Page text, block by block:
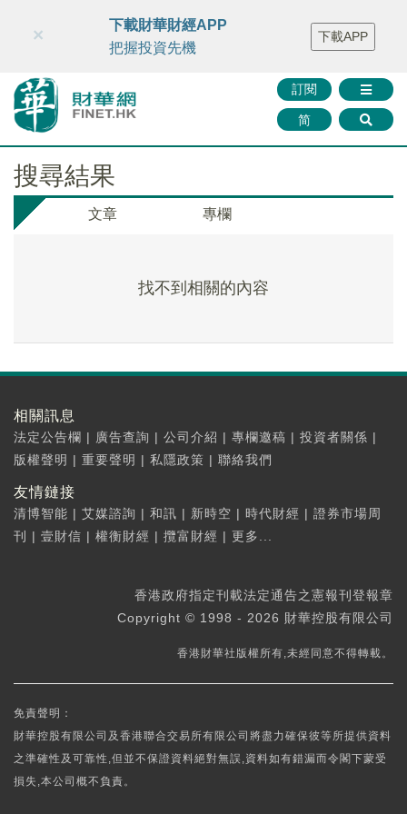
財華智庫網 FINTV FINMETA 財華證券 媒體矩陣
智庫沙龍
聯絡我們
訂閱
简
×
下載財華財經APP
把握投資先機
下載APP
搜尋結果
文章 專欄
找不到相關的內容
相關訊息
法定公告欄 | 廣告查詢 | 公司介紹 | 專欄邀稿 | 投資者關係 |
版權聲明 | 重要聲明 | 私隱政策 | 聯絡我們
友情鏈接
清博智能 | 艾媒諮詢 | 和訊 | 新時空 | 時代財經 | 證券市場周
刊
| 壹財信 | 權衡財經 | 攬富財經 | 更多...
香港政府指定刊載法定通告之憲報刊登報章
Copyright © 1998 - 2026 財華控股有限公司
香港財華社版權所有,未經同意不得轉載。
免責聲明：
財華控股有限公司及香港聯合交易所有限公司將盡力確保彼等所提供資料
之準確性及可靠性,但並不保證資料絕對無誤,資料如有錯漏而令閣下蒙受
損失,本公司概不負責。